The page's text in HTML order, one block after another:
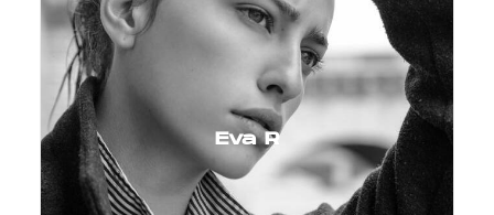
Eva R